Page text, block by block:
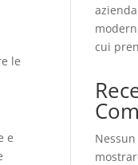
le
e
cui